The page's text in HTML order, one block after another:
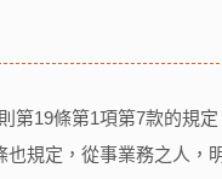
第19條第1項第7款的規
也規定，從事業務之人